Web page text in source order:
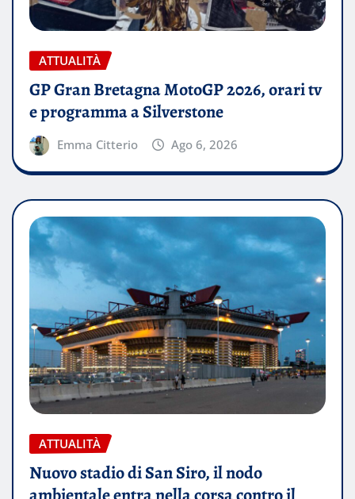
ATTUALITÀ
GP Gran Bretagna MotoGP 2026, orari tv
e programma a Silverstone
Emma Citterio Ago 6, 2026
ATTUALITÀ
Nuovo stadio di San Siro, il nodo